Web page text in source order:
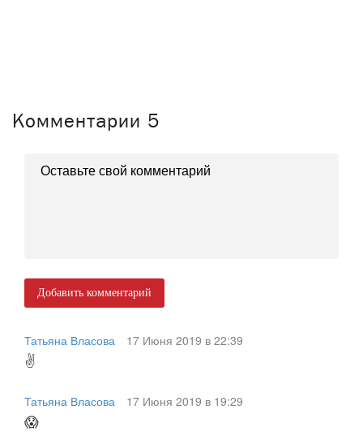
Комментарии 5
Добавить комментарий
Татьяна Власова
17 Июня 2019 в 22:39
✌
Татьяна Власова
17 Июня 2019 в 19:29
😱